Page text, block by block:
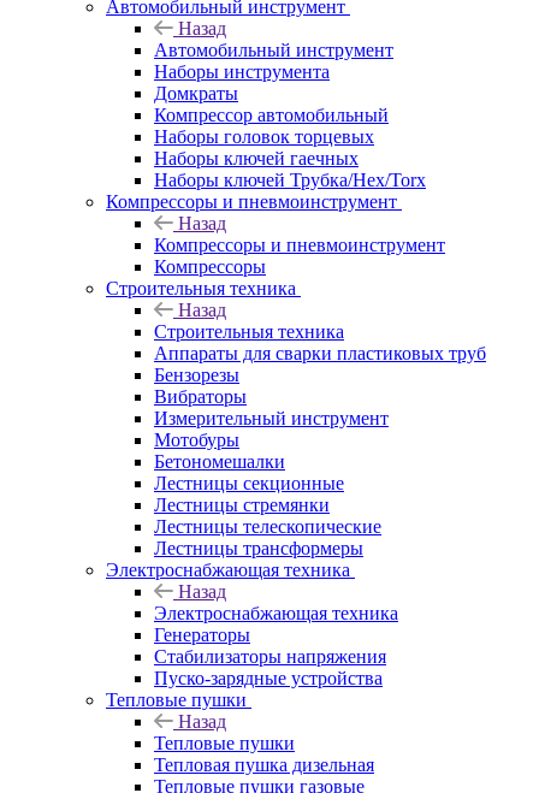
Автомобильный инструмент
Назад
Автомобильный инструмент
Наборы инструмента
Домкраты
Компрессор автомобильный
Наборы головок торцевых
Наборы ключей гаечных
Наборы ключей Трубка/Hex/Torx
Компрессоры и пневмоинструмент
Назад
Компрессоры и пневмоинструмент
Компрессоры
Строительныя техника
Назад
Строительныя техника
Аппараты для сварки пластиковых труб
Бензорезы
Вибраторы
Измерительный инструмент
Мотобуры
Бетономешалки
Лестницы секционные
Лестницы стремянки
Лестницы телескопические
Лестницы трансформеры
Электроснабжающая техника
Назад
Электроснабжающая техника
Генераторы
Стабилизаторы напряжения
Пуско-зарядные устройства
Тепловые пушки
Назад
Тепловые пушки
Тепловая пушка дизельная
Тепловые пушки газовые